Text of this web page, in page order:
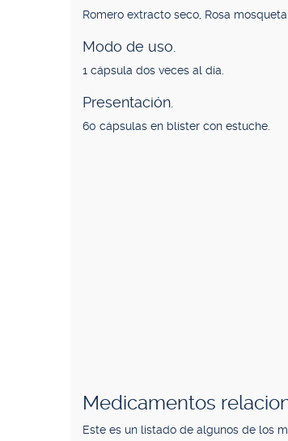
Romero extracto seco, Rosa
Modo de uso.
1 cápsula dos veces al día.
Presentación.
60 cápsulas en blíster con estuche.
Medicamentos
Este es un listado de algunos de los